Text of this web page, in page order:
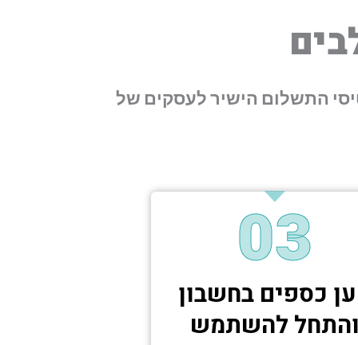
התשלום הישיר לעסקים של
03
כספים בחשבון
להשתמש